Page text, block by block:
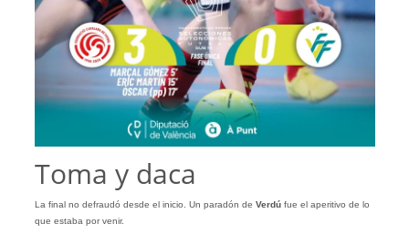
Toma y daca
La final no defraudó desde el inicio. Un paradón de Verdúfue el aperitivo de lo
que estaba por venir.